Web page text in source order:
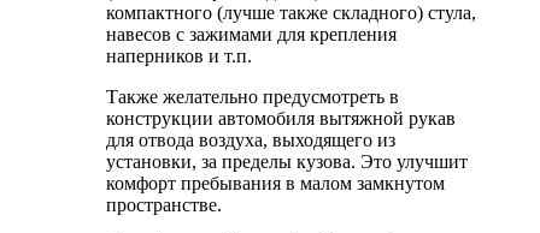
компактного (лучше также складного) стула,
навесов с зажимами для крепления
наперников и т.п.
Также желательно предусмотреть в
конструкции автомобиля вытяжной рукав
для отвода воздуха, выходящего из
установки, за пределы кузова. Это улучшит
комфорт пребывания в малом замкнутом
пространстве.